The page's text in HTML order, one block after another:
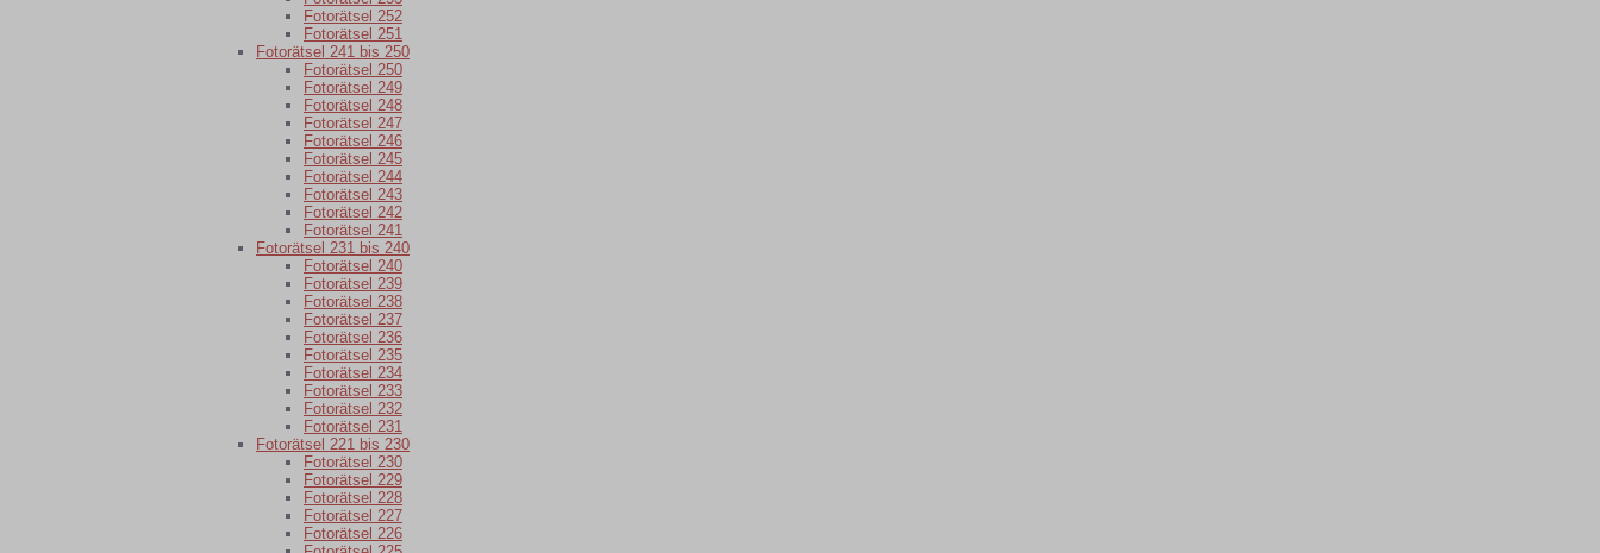
Fotorätsel 252
Fotorätsel 251
Fotorätsel 241 bis 250
Fotorätsel 250
Fotorätsel 249
Fotorätsel 248
Fotorätsel 247
Fotorätsel 246
Fotorätsel 245
Fotorätsel 244
Fotorätsel 243
Fotorätsel 242
Fotorätsel 241
Fotorätsel 231 bis 240
Fotorätsel 240
Fotorätsel 239
Fotorätsel 238
Fotorätsel 237
Fotorätsel 236
Fotorätsel 235
Fotorätsel 234
Fotorätsel 233
Fotorätsel 232
Fotorätsel 231
Fotorätsel 221 bis 230
Fotorätsel 230
Fotorätsel 229
Fotorätsel 228
Fotorätsel 227
Fotorätsel 226